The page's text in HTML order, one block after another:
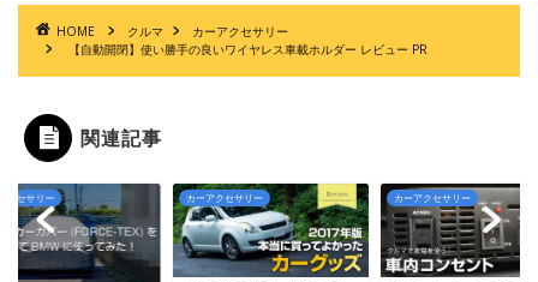
HOME クルマ
カーアクセサリー
【自動開閉】使い勝手の良いワイヤレス車載ホルダー レビュー PR
関連記事
クセサリー カーアクセサリー カーアクセサリー